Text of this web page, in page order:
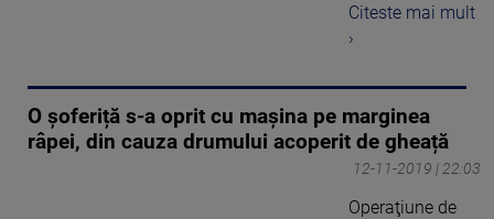
Citeste mai mult
›
O șoferiță s-a oprit cu mașina pe marginea
râpei, din cauza drumului acoperit de gheață
12-11-2019 | 22:03
Operaţiune de